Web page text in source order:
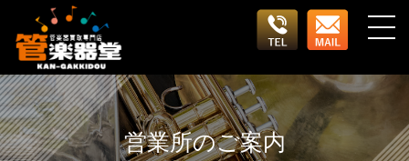
営業所のご案内